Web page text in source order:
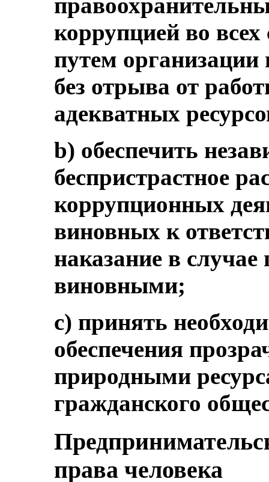
коррупцией во
путем организации
без отрыва от
адекватных
b) обеспечить
беспристрастное
коррупционных
виновных к
наказание в
виновными;
c) принять
обеспечения
природными
гражданского
права человека